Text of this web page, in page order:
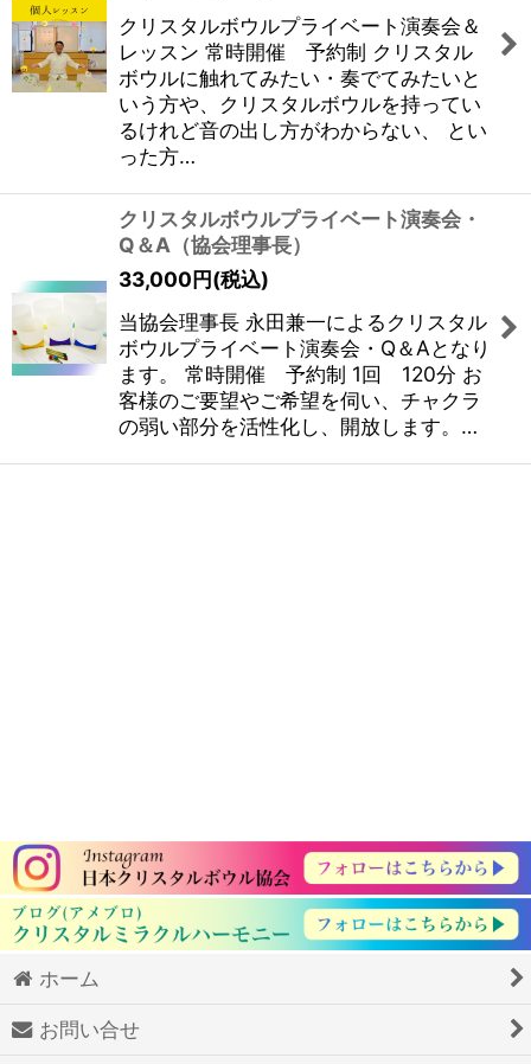
絞り込む
クリスタルボウルプライベート演奏会＆
レッスン 常時開催 予約制 クリスタル
ボウルに触れてみたい・奏でてみたいと
いう方や、クリスタルボウルを持ってい
るけれど音の出し方がわからない、 とい
った方…
クリスタルボウルプライベート演奏会・
Q＆A（協会理事長）
33,000円(税込)
当協会理事長 永田兼一によるクリスタル
ボウルプライベート演奏会・Q＆Aとなり
ます。 常時開催 予約制 1回 120分 お
客様のご要望やご希望を伺い、チャクラ
の弱い部分を活性化し、開放します。…
ホーム
お問い合せ